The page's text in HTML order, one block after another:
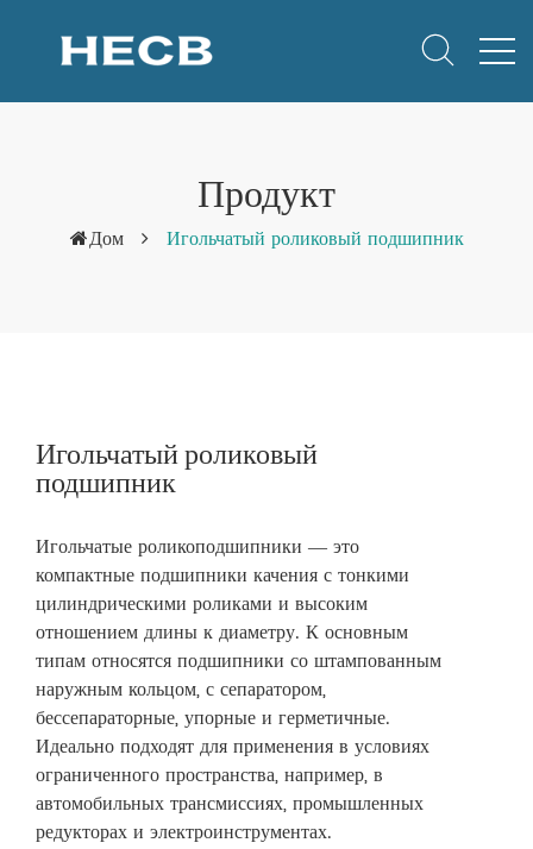
Продукт
Дом Игольчатый роликовый подшипник
Игольчатый роликовый
подшипник
Игольчатые роликоподшипники — это
компактные подшипники качения с тонкими
цилиндрическими роликами и высоким
отношением длины к диаметру. К основным
типам относятся подшипники со штампованным
наружным кольцом, с сепаратором,
бессепараторные, упорные и герметичные.
Идеально подходят для применения в условиях
ограниченного пространства, например, в
автомобильных трансмиссиях, промышленных
редукторах и электроинструментах.